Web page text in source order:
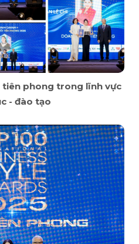
tiên phong trong lĩnh vực
- đào tạo